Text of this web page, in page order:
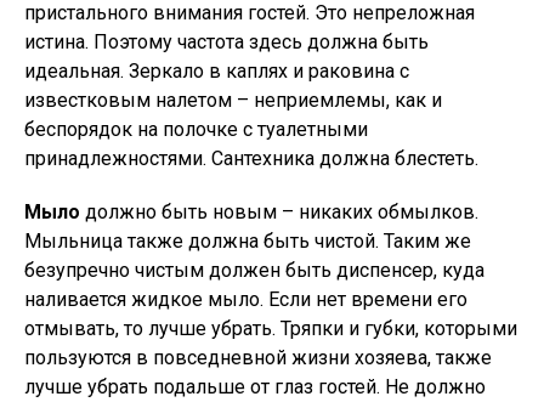
пристального внимания гостей. Это непреложная
истина. Поэтому частота здесь должна быть
идеальная. Зеркало в каплях и раковина с
известковым налетом – неприемлемы, как и
беспорядок на полочке с туалетными
принадлежностями. Сантехника должна блестеть.
Мыло должно быть новым – никаких обмылков.
Мыльница также должна быть чистой. Таким же
безупречно чистым должен быть диспенсер, куда
наливается жидкое мыло. Если нет времени его
отмывать, то лучше убрать. Тряпки и губки, которыми
пользуются в повседневной жизни хозяева, также
лучше убрать подальше от глаз гостей. Не должно